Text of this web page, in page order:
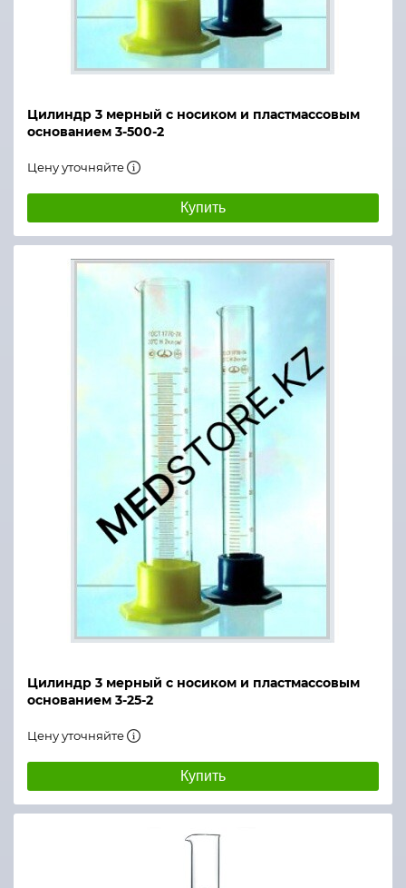
Цилиндр 3 мерный с носиком и пластмассовым
основанием 3-500-2
Цену уточняйте
Купить
Цилиндр 3 мерный с носиком и пластмассовым
основанием 3-25-2
Цену уточняйте
Купить